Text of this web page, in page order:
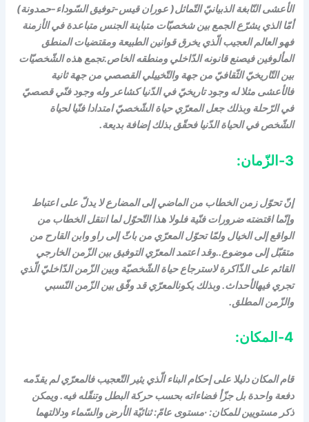
الأعشى النّابغة الذبيانيّ التّماثل( عوران قيس-توفيق السّوداء-حمدونة)
أمّا الذي يشرّع الجمع بين شخصيّات متباينة الجنس متباعدة في الأزمنة
فهو العالم العجيب الّذي يخرق قوانين الطبيعة ومقتضيات المنطق
المألوفين فيصنع قانونه الدّاخلي ومنطقه الخاص.تجمع هذه الشّخصيّات
بين التّاريخيّ الثّقافيّ من جهة والتّخييلي القصصي من جهة ثانية
فالأعشى مثلا له وجود تاريخيّ في الدّنيا كشاعر وله وجود فنّي قصصيّ
في الرّحلة وبذلك جعل المعرّي حياة الشّخصيّ امتدادا فنّيا لحياة
الشّخص في الحياة الدّنيا فحقّق بذلك إضافة بديعة.
3-الزّمان:
إنّ تحوّل زمن الخطاب من الماضي إلى المضارع لا يدلّ على اعتباط
وإنّما اقتضته ضرورات فنّية فلولا هذا التّحوّل لما انتقل الخطاب من
الواقع إلى الخيال ولمّا تحوّل المعرّي من باثّ إلى راو وابن القارح من
متقبّل إلى موضوع..وقد اعتمد المعرّي التوفيق بين الزّمن الخارجي
القائم على الذّاكرة لاسترجاع حياة الشّخصيّة وبين الزّمن الدّاخليّ الّذي
تجري فيهالأحداث. وبذلك يكونالمعرّي قد وفّق بين الزّمن النّسبي
والزّمن المطلق.
4-المكان:
قام المكان دليلا على إحكام البناء الّذي يثير التّعجيب فالمعرّي لم يقدّمه
دفعة واحدة بل جزّأ فضاءاته بحسب حركة البطل وتنقّله فيه. ويمكن
ذكر مستويين للمكان: ·مستوى عامّ: ثنائيّة الأرض والسّماء ودلالتهما